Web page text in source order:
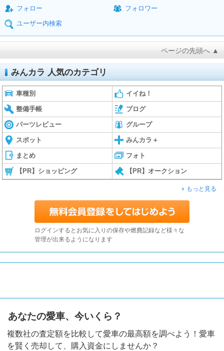
フォロー
フォロワー
ユーザー内検索
ページの先頭へ ▲
みんカラ 人気のカテゴリ
車種別 イイね！
整備手帳 ブログ
パーツレビュー グループ
スポット みんカラ＋
まとめ フォト
【PR】ショッピング 【PR】オークション
もっと見る
ログインするとお気に入りの保存や燃費記録など様々な
管理が出来るようになります
あなたの愛車、今いくら？
複数社の査定額を比較して愛車の最高額を調べよう！愛車
を賢く売却して、購入資金にしませんか？